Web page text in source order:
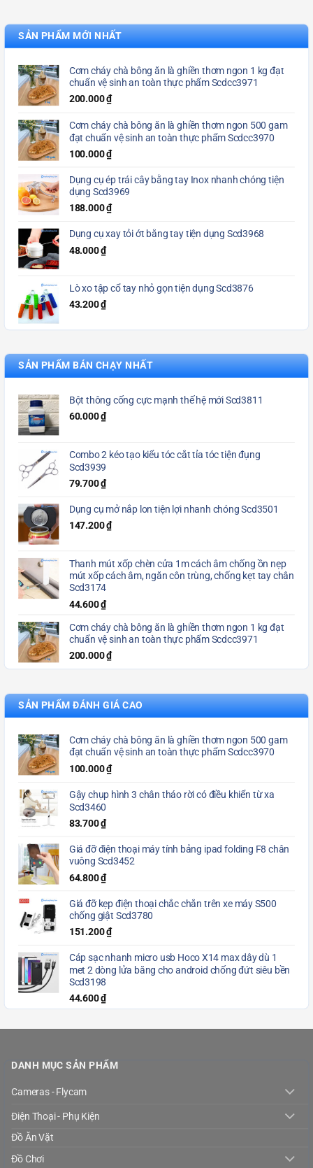
SẢN PHẨM MỚI NHẤT
Cơm cháy chà bông ăn là ghiền thơm ngon 1 kg đạt
chuẩn vệ sinh an toàn thực phẩm Scdcc3971
200.000₫
Cơm cháy chà bông ăn là ghiền thơm ngon 500 gam
đạt chuẩn vệ sinh an toàn thực phẩm Scdcc3970
100.000₫
Dụng cụ ép trái cây bằng tay Inox nhanh chóng tiện
dụng Scd3969
188.000₫
Dụng cụ xay tỏi ớt bằng tay tiện dụng Scd3968
48.000₫
Lò xo tập cổ tay nhỏ gọn tiện dụng Scd3876
43.200₫
SẢN PHẨM BÁN CHẠY NHẤT
Bột thông cống cực mạnh thế hệ mới Scd3811
60.000₫
Combo 2 kéo tạo kiểu tóc cắt tỉa tóc tiện đụng
Scd3939
79.700₫
Dụng cụ mở nắp lon tiện lợi nhanh chóng Scd3501
147.200₫
Thanh mút xốp chèn cửa 1m cách âm chống ồn nẹp
mút xốp cách âm, ngăn côn trùng, chống kẹt tay chân
Scd3174
44.600₫
Cơm cháy chà bông ăn là ghiền thơm ngon 1 kg đạt
chuẩn vệ sinh an toàn thực phẩm Scdcc3971
200.000₫
SẢN PHẨM ĐÁNH GIÁ CAO
Cơm cháy chà bông ăn là ghiền thơm ngon 500 gam
đạt chuẩn vệ sinh an toàn thực phẩm Scdcc3970
100.000₫
Gậy chụp hình 3 chân tháo rời có điều khiển từ xa
Scd3460
83.700₫
Giá đỡ điện thoại máy tính bảng ipad folding F8 chân
vuông Scd3452
64.800₫
Giá đỡ kẹp điện thoại chắc chắn trên xe máy S500
chống giật Scd3780
151.200₫
Cáp sạc nhanh micro usb Hoco X14 max dây dù 1
met 2 dòng lửa băng cho android chống đứt siêu bền
Scd3198
44.600₫
DANH MỤC SẢN PHẨM
Cameras - Flycam
Điện Thoại - Phụ Kiện
Đồ Ăn Vặt
Đồ Chơi